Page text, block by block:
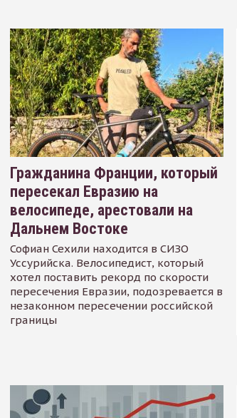
Гражданина Франции, который
пересекал Евразию на
велосипеде, арестовали на
Дальнем Востоке
Софиан Сехили находится в СИЗО
Уссурийска. Велосипедист, который
хотел поставить рекорд по скорости
пересечения Евразии, подозревается в
незаконном пересечении российской
границы